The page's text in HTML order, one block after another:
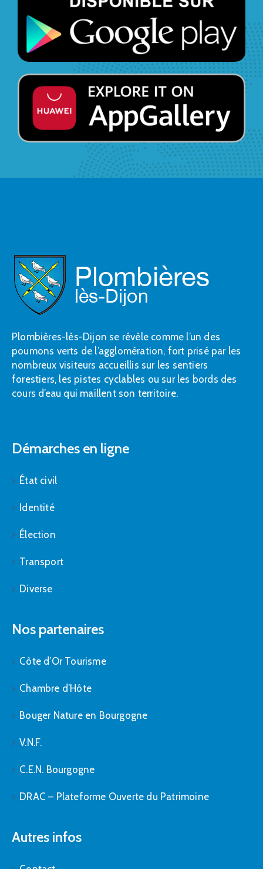
Plombières-lès-Dijon se révèle comme l’un des
poumons verts de l’agglomération, fort prisé par les
nombreux visiteurs accueillis sur les sentiers
forestiers, les pistes cyclables ou sur les bords des
cours d’eau qui maillent son territoire.
Démarches en ligne
État civil
Identité
Élection
Transport
Diverse
Nos partenaires
Côte d’Or Tourisme
Chambre d’Hôte
Bouger Nature en Bourgogne
V.N.F.
C.E.N. Bourgogne
DRAC – Plateforme Ouverte du Patrimoine
Autres infos